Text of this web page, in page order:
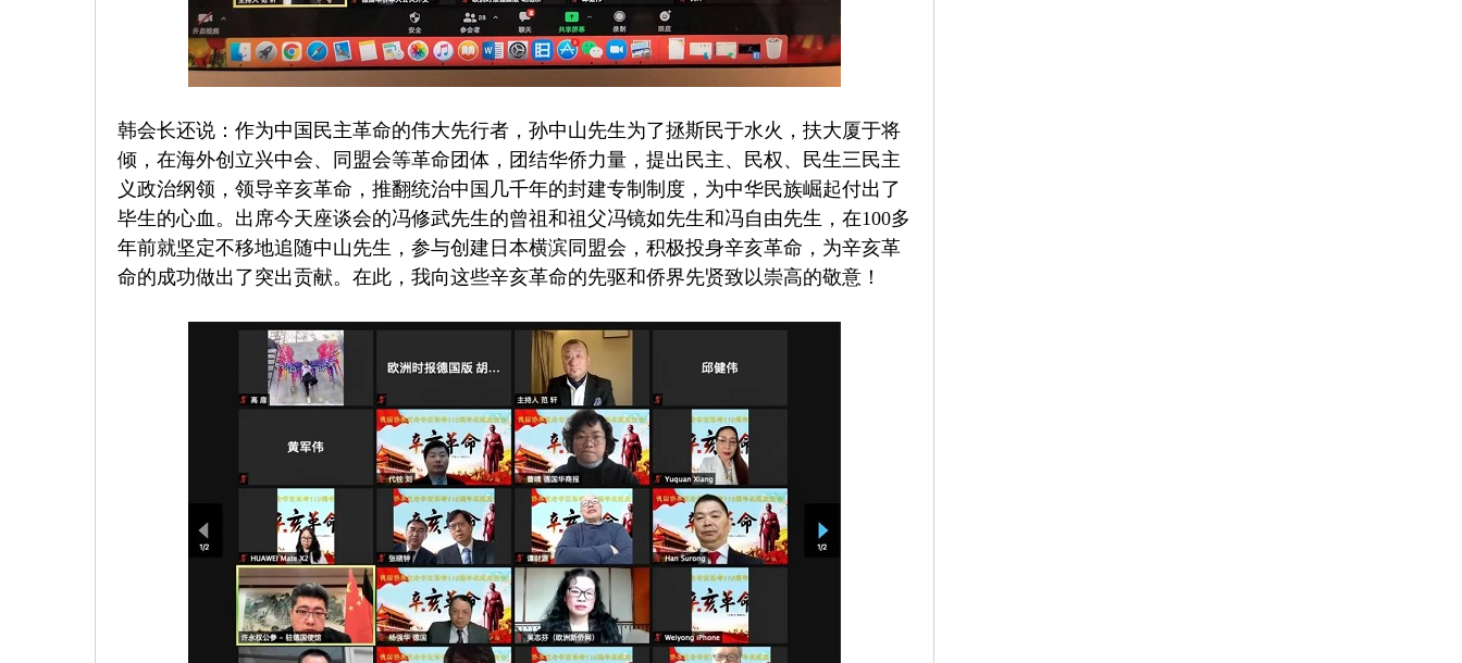
韩会长还说：作为中国民主革命的伟大先行者，孙中山先生为了拯斯民于水火，扶大厦于将
倾，在海外创立兴中会、同盟会等革命团体，团结华侨力量，提出民主、民权、民生三民主
义政治纲领，领导辛亥革命，推翻统治中国几千年的封建专制制度，为中华民族崛起付出了
毕生的心血。出席今天座谈会的冯修武先生的曾祖和祖父冯镜如先生和冯自由先生，在100多
年前就坚定不移地追随中山先生，参与创建日本横滨同盟会，积极投身辛亥革命，为辛亥革
命的成功做出了突出贡献。在此，我向这些辛亥革命的先驱和侨界先贤致以崇高的敬意！